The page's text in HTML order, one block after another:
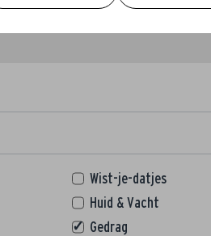
Wist-je-datjes
Huid & Vacht
Gedrag